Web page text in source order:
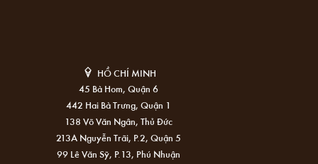
HỒ CHÍ MINH
45 Bà Hom, Quận 6
442 Hai Bà Trưng, Quận 1
138 Võ Văn Ngân, Thủ Đức
213A Nguyễn Trãi, P.2, Quận 5
99 Lê Văn Sỹ, P.13, Phú Nhuận